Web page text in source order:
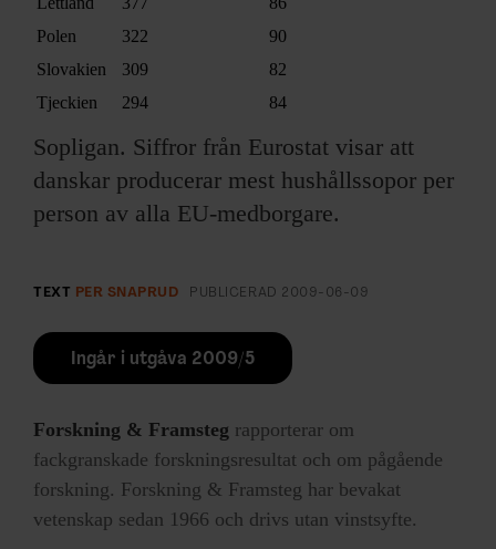
Polen
322
90
Slovakien
309
82
Tjeckien
294 84
Sopligan. Siffror från Eurostat visar att
danskar producerar mest hushållssopor per
person av alla EU-medborgare.
TEXT PER SNAPRUD PUBLICERAD 2009-06-09
Ingår i utgåva 2009/5
Forskning & Framsteg rapporterar om
fackgranskade forskningsresultat och om pågående
forskning. Forskning & Framsteg har bevakat
vetenskap sedan 1966 och drivs utan vinstsyfte.